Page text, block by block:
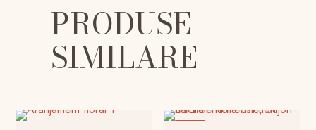
PRODUSE
SIMILARE